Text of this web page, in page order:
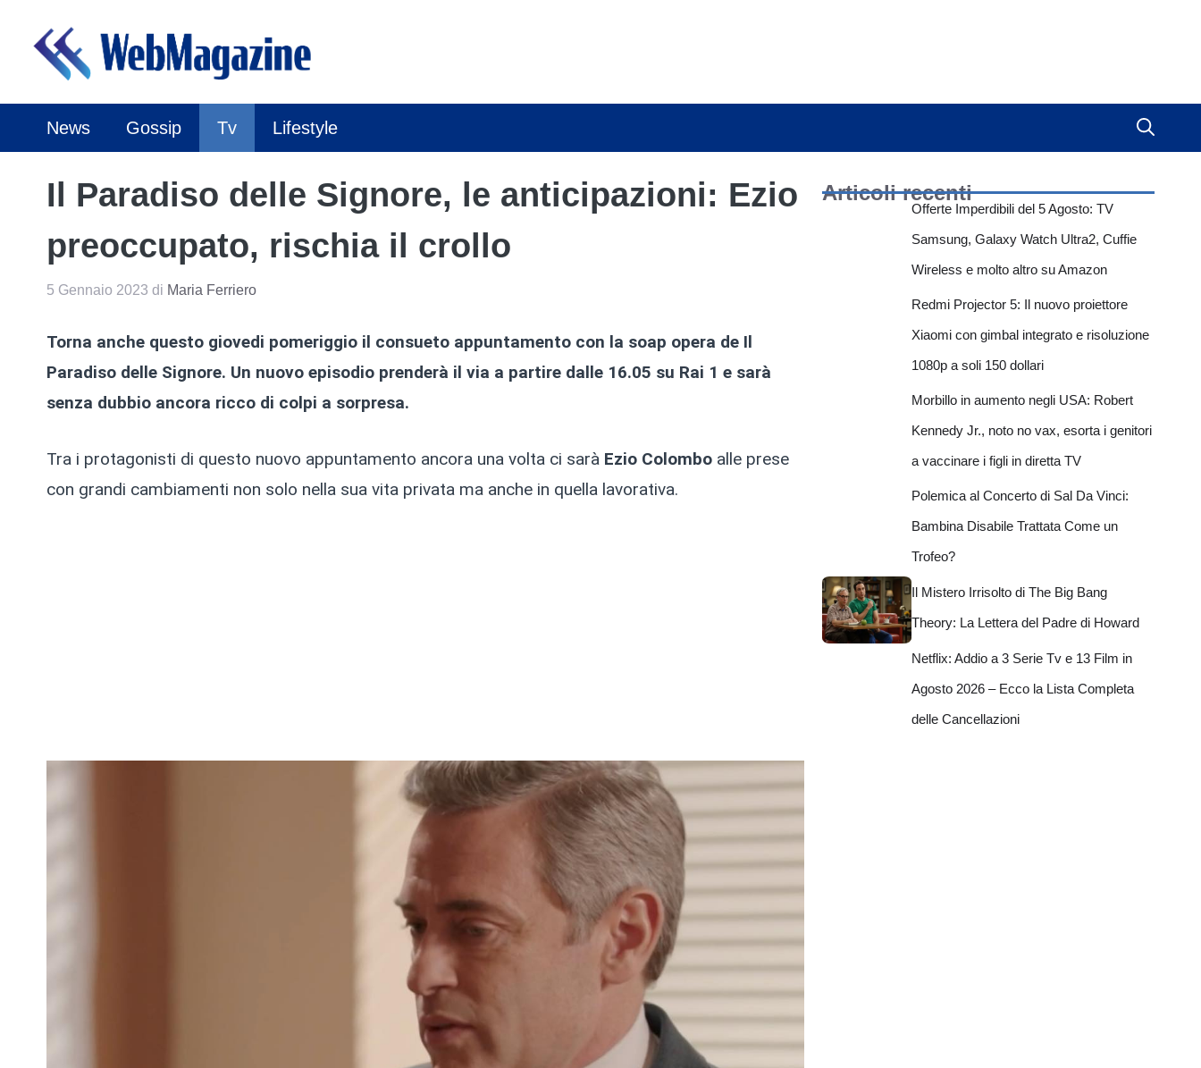
contenuto
News Gossip Tv Lifestyle
Il Paradiso delle Signore, le anticipazioni: Ezio
preoccupato, rischia il crollo
5 Gennaio 2023 di Maria Ferriero
Torna anche questo giovedi pomeriggio il consueto appuntamento con la soap opera de Il
Paradiso delle Signore. Un nuovo episodio prenderà il via a partire dalle 16.05 su Rai 1 e sarà
senza dubbio ancora ricco di colpi a sorpresa.
Tra i protagonisti di questo nuovo appuntamento ancora una volta ci sarà Ezio Colombo alle prese
con grandi cambiamenti non solo nella sua vita privata ma anche in quella lavorativa.
Articoli recenti
Offerte Imperdibili del 5 Agosto: TV
Samsung, Galaxy Watch Ultra2, Cuffie
Wireless e molto altro su Amazon
Redmi Projector 5: Il nuovo proiettore
Xiaomi con gimbal integrato e risoluzione
1080p a soli 150 dollari
Morbillo in aumento negli USA: Robert
Kennedy Jr., noto no vax, esorta i genitori
a vaccinare i figli in diretta TV
Polemica al Concerto di Sal Da Vinci:
Bambina Disabile Trattata Come un
Trofeo?
Il Mistero Irrisolto di The Big Bang
Theory: La Lettera del Padre di Howard
Netflix: Addio a 3 Serie Tv e 13 Film in
Agosto 2026 – Ecco la Lista Completa
delle Cancellazioni